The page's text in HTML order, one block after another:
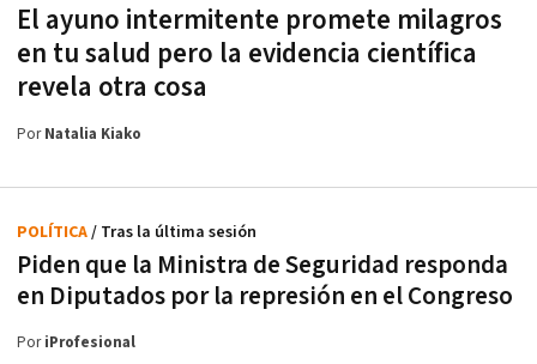
El ayuno intermitente promete milagros
en tu salud pero la evidencia científica
revela otra cosa
PorNatalia Kiako
Piden que la Ministra de Seguridad responda
en Diputados por la represión en el Congreso
POLÍTICA/ Tras la última sesión
PoriProfesional